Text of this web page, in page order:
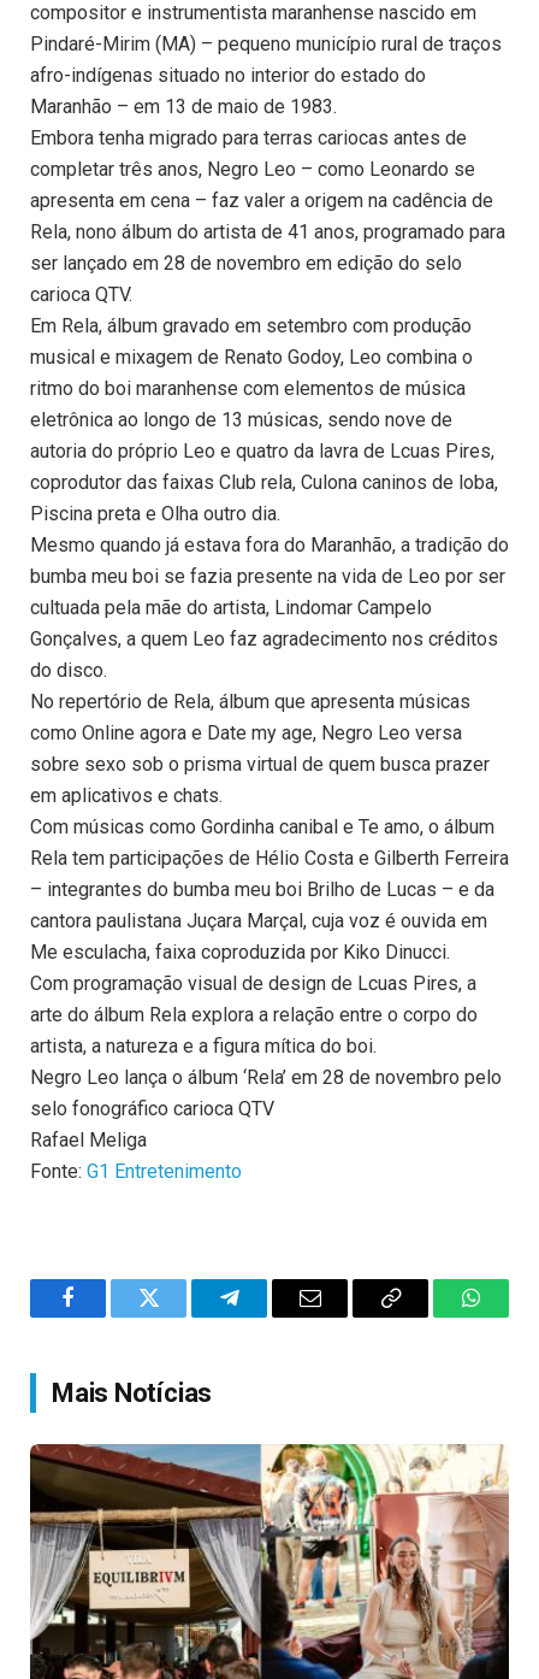
compositor e instrumentista maranhense nascido em
Pindaré-Mirim (MA) – pequeno município rural de traços
afro-indígenas situado no interior do estado do
Maranhão – em 13 de maio de 1983.
Embora tenha migrado para terras cariocas antes de
completar três anos, Negro Leo – como Leonardo se
apresenta em cena – faz valer a origem na cadência de
Rela, nono álbum do artista de 41 anos, programado para
ser lançado em 28 de novembro em edição do selo
carioca QTV.
Em Rela, álbum gravado em setembro com produção
musical e mixagem de Renato Godoy, Leo combina o
ritmo do boi maranhense com elementos de música
eletrônica ao longo de 13 músicas, sendo nove de
autoria do próprio Leo e quatro da lavra de Lcuas Pires,
coprodutor das faixas Club rela, Culona caninos de loba,
Piscina preta e Olha outro dia.
Mesmo quando já estava fora do Maranhão, a tradição do
bumba meu boi se fazia presente na vida de Leo por ser
cultuada pela mãe do artista, Lindomar Campelo
Gonçalves, a quem Leo faz agradecimento nos créditos
do disco.
No repertório de Rela, álbum que apresenta músicas
como Online agora e Date my age, Negro Leo versa
sobre sexo sob o prisma virtual de quem busca prazer
em aplicativos e chats.
Com músicas como Gordinha canibal e Te amo, o álbum
Rela tem participações de Hélio Costa e Gilberth Ferreira
– integrantes do bumba meu boi Brilho de Lucas – e da
cantora paulistana Juçara Marçal, cuja voz é ouvida em
Me esculacha, faixa coproduzida por Kiko Dinucci.
Com programação visual de design de Lcuas Pires, a
arte do álbum Rela explora a relação entre o corpo do
artista, a natureza e a figura mítica do boi.
Negro Leo lança o álbum ‘Rela’ em 28 de novembro pelo
selo fonográfico carioca QTV
Rafael Meliga
Fonte: G1 Entretenimento
FacebookTwitter TelegramEmail
Copy
Mais Notícias